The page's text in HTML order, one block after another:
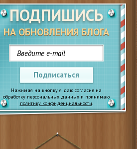
ПОДПИШИСЬ
НА ОБНОВЛЕНИЯ БЛОГА
Подписаться
Нажимая на кнопку я даю согласие на
обработку персональных данных и принимаю
политику конфиденциальности.